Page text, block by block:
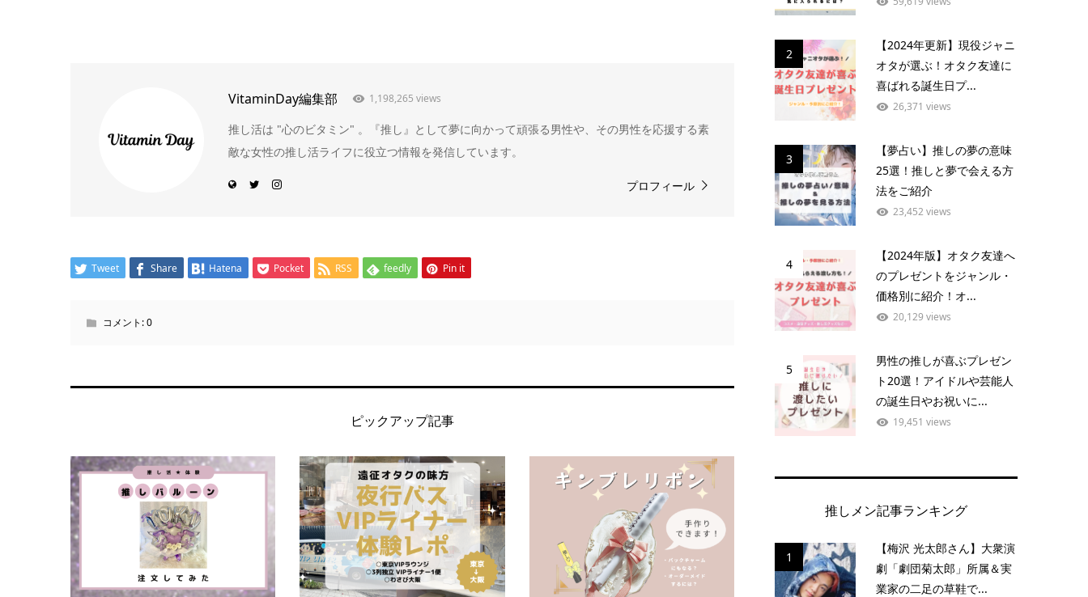
VitaminDay編集部 1,198,265 views
推し活は "心のビタミン" 。『推し』として夢に向かって頑張る男性や、その男性を応援する素
敵な女性の推し活ライフに役立つ情報を発信しています。
プロフィール
Tweet Share Hatena Pocket RSS feedly Pin it
コメント:0
ピックアップ記事
2
【2024年更新】現役ジャニ
オタが選ぶ！オタク友達に
喜ばれる誕生日プ...
26,371 views
3
【夢占い】推しの夢の意味
25選！推しと夢で会える方
法をご紹介
23,452 views
4
【2024年版】オタク友達へ
のプレゼントをジャンル・
価格別に紹介！オ...
20,129 views
5
男性の推しが喜ぶプレゼン
ト20選！アイドルや芸能人
の誕生日やお祝いに...
19,451 views
推しメン記事ランキング
1
【梅沢 光太郎さん】大衆演
劇「劇団菊太郎」所属＆実
業家の二足の草鞋で...